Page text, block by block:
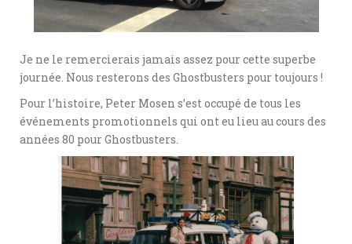
Je ne le remercierais jamais assez pour cette superbe
journée. Nous resterons des Ghostbusters pour toujours !
Pour l’histoire, Peter Mosen s’est occupé de tous les
événements promotionnels qui ont eu lieu au cours des
années 80 pour Ghostbusters.